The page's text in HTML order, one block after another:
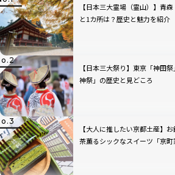
【日本三大霊場（霊山）】青
と1カ所は？歴史と魅力を紹介
【日本三大祭り】東京「神田
神祭」の歴史と見どころ
【大人に推したい京都土産】
茶薫るシックなスイーツ「京